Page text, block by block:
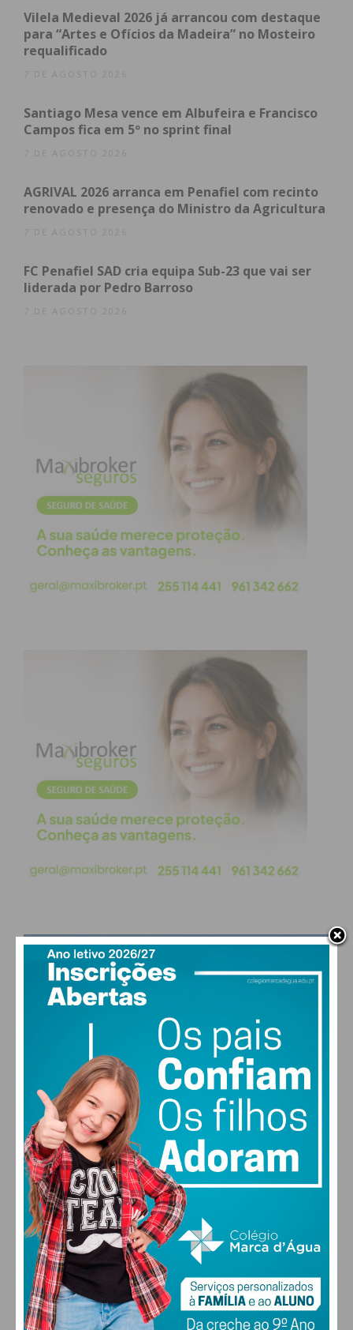
subir ao pódio como vencedor da Camisola Azul.
Imediato
Assine nossa newsletter por e-mail e
atualizada.
Eu li e concordo com os
Vilela Medieval 2026 já arrancou com destaque
para “Artes e Ofícios da Madeira” no Mosteiro
requalificado
7 DE AGOSTO 2026
Santiago Mesa vence em Albufeira e Francisco
Campos fica em 5º no sprint final
7 DE AGOSTO 2026
AGRIVAL 2026 arranca em Penafiel com recinto
renovado e presença do Ministro da Agricultura
7 DE AGOSTO 2026
FC Penafiel SAD cria equipa Sub-23 que vai ser
liderada por Pedro Barroso
7 DE AGOSTO 2026
PAÇOS DE FERREIRA
22°
few clouds
vento: 1m/s O
MAX 22 • MIN 22
22°
SEX
28
SÁB
27°
DOM
29 °
SEG
FARMACIAS DE SERVIÇO EM PAÇOS DE
FERREIRA